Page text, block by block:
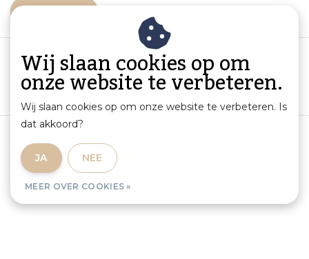
Productinformatie en aansprakelijkheid
Sitemap
Wij slaan cookies op om
onze website te verbeteren.
Wij slaan cookies op om onze website te verbeteren. Is
dat akkoord?
JA NEE
MEER OVER COOKIES »